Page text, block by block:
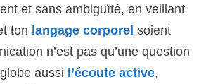
et sans ambiguïté, en veillant
ton langage corporel soient
n’est pas qu’une question
aussi l’écoute active,